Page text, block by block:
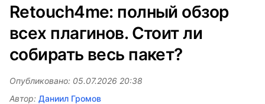
Retouch4me: полный обзор
всех плагинов. Стоит ли
собирать весь пакет?
Опубликовано: 05.07.2026 20:38
Автор: Даниил Громов